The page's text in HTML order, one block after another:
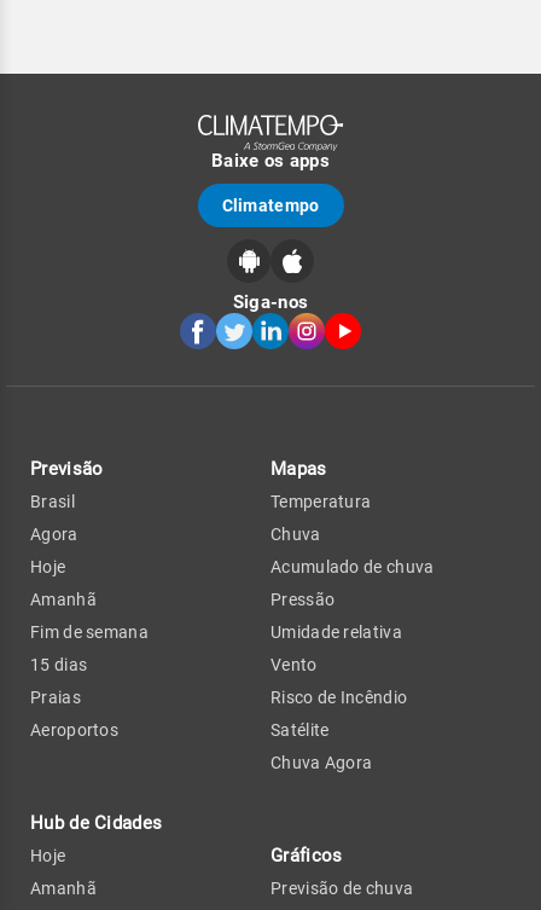
Baixe os apps
Climatempo
Siga-nos
Previsão
Brasil
Agora
Hoje
Amanhã
Fim de semana
15 dias
Praias
Aeroportos
Hub de Cidades
Hoje
Amanhã
Mapas
Temperatura
Chuva
Acumulado de chuva
Pressão
Umidade relativa
Vento
Risco de Incêndio
Satélite
Chuva Agora
Gráficos
Previsão de chuva